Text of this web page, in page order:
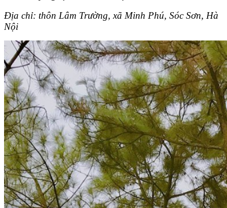
Địa chỉ: thôn Lâm Trường, xã Minh Phú, Sóc Sơn, Hà
Nội